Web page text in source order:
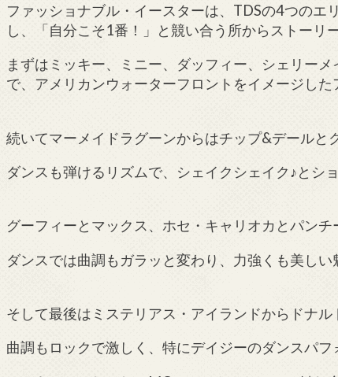
ファッショナブル・イースターは、TDSの4つの
し、「自分こそ1番！」と競い合う所からストーリ
まずはミッキー、ミニー、ダッフィー、シェリー
で、アメリカンウォーターフロントをイメージした
続いてマーメイドラグーンからはチップ&デールと
ダンスも弾けるリズムで、シェイクシェイク♪とシ
グーフィーとマックス、ホセ・キャリオカとパン
ダンスでは曲調もガラッと変わり、力強くも美しい
そして最後はミステリアス・アイランドからドナ
曲調もロックで激しく、特にデイジーのダンスパフ